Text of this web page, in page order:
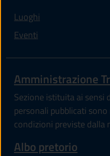
Luoghi
Eventi
Amministrazione
Sezione istituita ai sensi
personali pubblicati
condizioni previste dalla
Albo pretorio